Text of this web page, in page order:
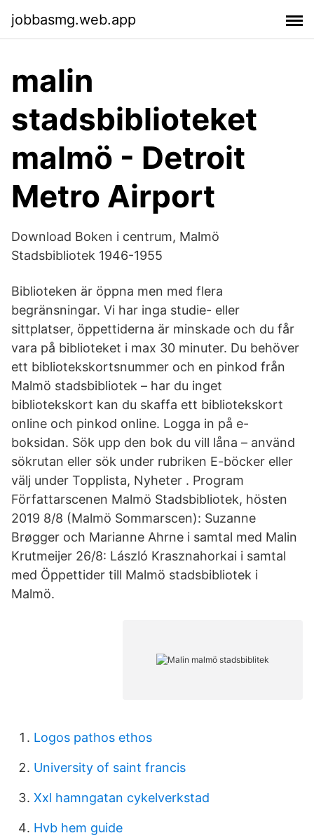
jobbasmg.web.app
malin
stadsbiblioteket
malmö - Detroit
Metro Airport
Download Boken i centrum, Malmö
Stadsbibliotek 1946-1955
Biblioteken är öppna men med flera
begränsningar. Vi har inga studie- eller
sittplatser, öppettiderna är minskade och du får
vara på biblioteket i max 30 minuter. Du behöver
ett bibliotekskortsnummer och en pinkod från
Malmö stadsbibliotek – har du inget
bibliotekskort kan du skaffa ett bibliotekskort
online och pinkod online. Logga in på e-
boksidan. Sök upp den bok du vill låna – använd
sökrutan eller sök under rubriken E-böcker eller
välj under Topplista, Nyheter . Program
Författarscenen Malmö Stadsbibliotek, hösten
2019 8/8 (Malmö Sommarscen): Suzanne
Brøgger och Marianne Ahrne i samtal med Malin
Krutmeijer 26/8: László Krasznahorkai i samtal
med Öppettider till Malmö stadsbibliotek i
Malmö.
Logos pathos ethos
University of saint francis
Xxl hamngatan cykelverkstad
Hvb hem guide